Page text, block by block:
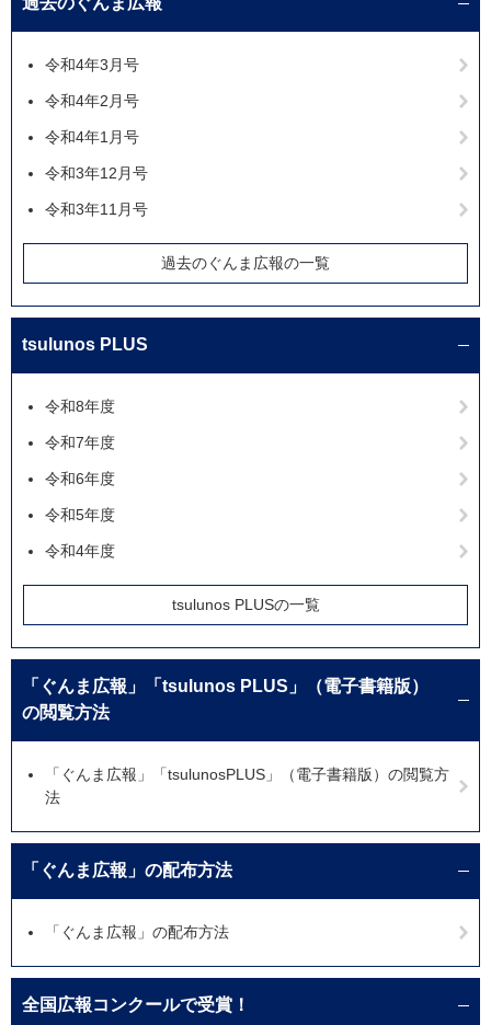
令和4年3月号
令和4年2月号
令和4年1月号
令和3年12月号
令和3年11月号
過去のぐんま広報の一覧
tsulunos PLUS
令和8年度
令和7年度
令和6年度
令和5年度
令和4年度
tsulunos PLUSの一覧
「ぐんま広報」「tsulunos PLUS」（電子書籍版）
の閲覧方法
「ぐんま広報」「tsulunosPLUS」（電子書籍版）の閲覧方
法
「ぐんま広報」の配布方法
「ぐんま広報」の配布方法
全国広報コンクールで受賞！